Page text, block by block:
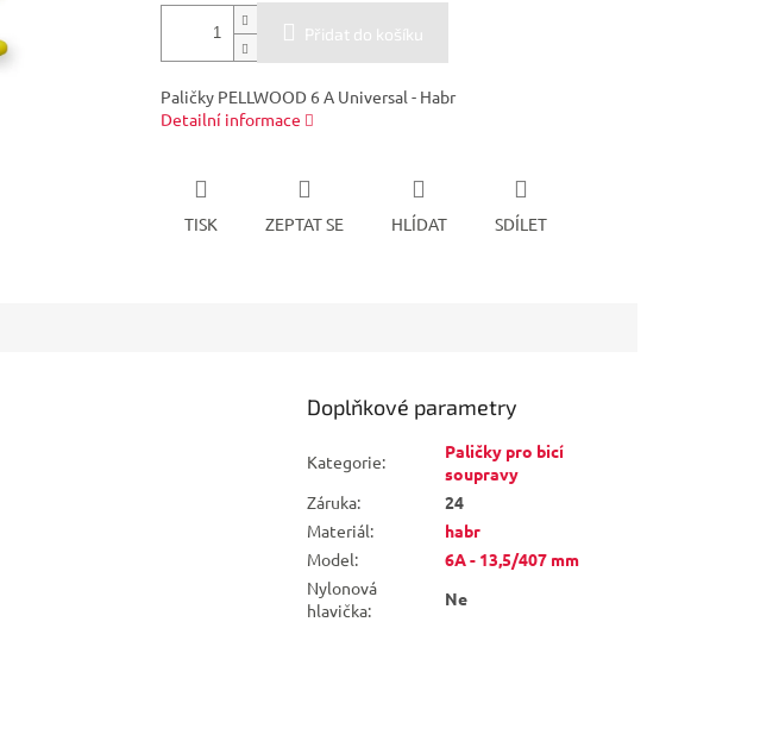
Přidat do košíku
Paličky PELLWOOD 6 A Universal - Habr
Detailní informace
TISK ZEPTAT SE HLÍDAT SDÍLET
Doplňkové parametry
Kategorie:
Paličky pro bicí
soupravy
Záruka:
24
Materiál:
habr
Model:
6A - 13,5/407 mm
Nylonová
hlavička:
Ne